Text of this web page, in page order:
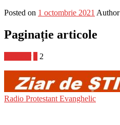
Posted on 1 octombrie 2021 Author
Paginație articole
2
Radio Protestant Evanghelic